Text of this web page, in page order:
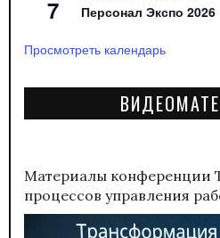
7 Персонал Экспо 2026
Просмотреть календарь
Материалы конференции
процессов управления